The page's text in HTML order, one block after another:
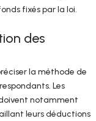
fixés par la loi.
des
la méthode de
Les
doivent notamment
leurs déductions